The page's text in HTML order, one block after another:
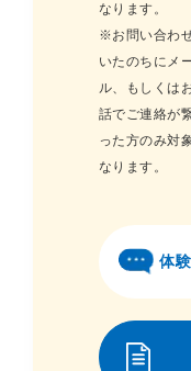
なります。
※お問い合わ
いたのちにメ
ル、もしくは
話でご連絡が
った方のみ対
なります。
体